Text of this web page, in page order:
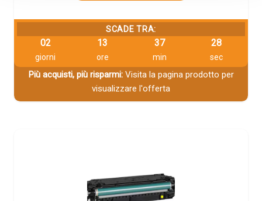
SCADE TRA:
02
giorni
13
ore
37
min
27
sec
Più acquisti, più risparmi:Visita la pagina prodotto per
visualizzare l'offerta